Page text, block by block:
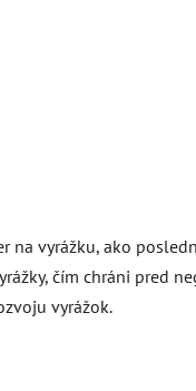
na vyrážku, ako
čím chráni pred
vyrážok.